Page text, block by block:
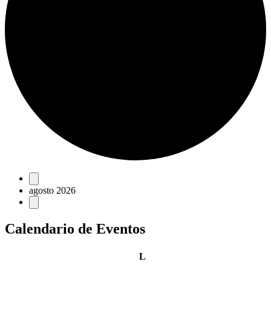
Eventos
agosto 2026
Calendario de Eventos
Llunes